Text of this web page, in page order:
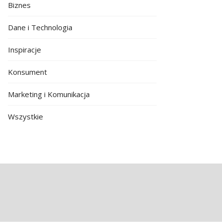
Biznes
Dane i Technologia
Inspiracje
Konsument
Marketing i Komunikacja
Wszystkie